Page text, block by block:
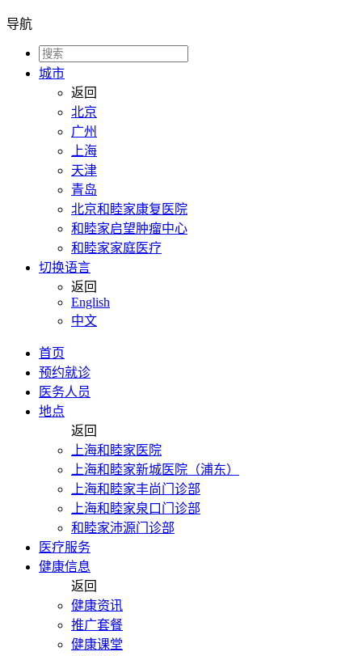
导航
城市
返回
北京
广州
上海
天津
青岛
北京和睦家康复医院
和睦家启望肿瘤中心
和睦家家庭医疗
切换语言
返回
English
中文
首页
预约就诊
医务人员
地点
返回
上海和睦家医院
上海和睦家新城医院（浦东）
上海和睦家丰尚门诊部
上海和睦家泉口门诊部
和睦家沛源门诊部
医疗服务
健康信息
返回
健康资讯
推广套餐
健康课堂